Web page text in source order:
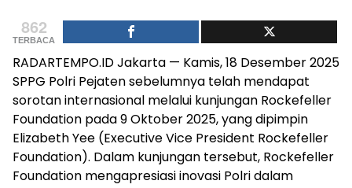
862
TERBACA
RADARTEMPO.ID Jakarta — Kamis, 18 Desember 2025
SPPG Polri Pejaten sebelumnya telah mendapat
sorotan internasional melalui kunjungan Rockefeller
Foundation pada 9 Oktober 2025, yang dipimpin
Elizabeth Yee (Executive Vice President Rockefeller
Foundation). Dalam kunjungan tersebut, Rockefeller
Foundation mengapresiasi inovasi Polri dalam